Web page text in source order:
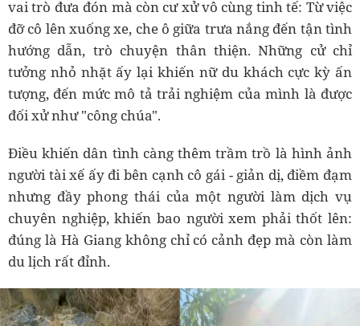
vai trò đưa đón mà còn cư xử vô cùng tinh tế: Từ việc
đỡ cô lên xuống xe, che ô giữa trưa nắng đến tận tình
hướng dẫn, trò chuyện thân thiện. Những cử chỉ
tưởng nhỏ nhặt ấy lại khiến nữ du khách cực kỳ ấn
tượng, đến mức mô tả trải nghiệm của mình là được
đối xử như "công chúa".
Điều khiến dân tình càng thêm trầm trồ là hình ảnh
người tài xế ấy đi bên cạnh cô gái - giản dị, điềm đạm
nhưng đầy phong thái của một người làm dịch vụ
chuyên nghiệp, khiến bao người xem phải thốt lên:
đúng là Hà Giang không chỉ có cảnh đẹp mà còn làm
du lịch rất đỉnh.